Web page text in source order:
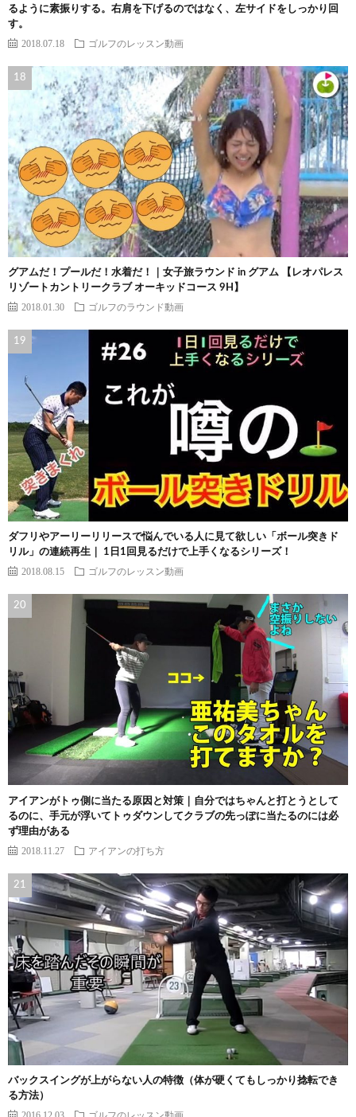
るように素振りする。右肩を下げるのではなく、左サイドをしっかり回
す。
2018.07.18 ゴルフのレッスン動画
グアムだ！プールだ！水着だ！｜女子旅ラウンド in グアム 【レオパレス
リゾートカントリークラブ オーキッドコース 9H】
2018.01.30 ゴルフのラウンド動画
ダフリやアーリーリリースで悩んでいる人に見て欲しい「ボール突きド
リル」の連続再生｜ 1日1回見るだけで上手くなるシリーズ！
2018.08.15 ゴルフのレッスン動画
アイアンがトゥ側に当たる原因と対策｜自分ではちゃんと打とうとして
るのに、手元が浮いてトゥダウンしてクラブの先っぽに当たるのには必
ず理由がある
2018.11.27 アイアンの打ち方
バックスイングが上がらない人の特徴（体が硬くてもしっかり捻転でき
る方法）
2016.12.03 ゴルフのレッスン動画